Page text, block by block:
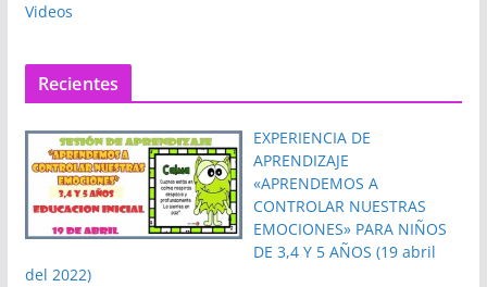
Videos
Recientes
EXPERIENCIA DE
APRENDIZAJE
«APRENDEMOS A
CONTROLAR NUESTRAS
EMOCIONES» PARA NIÑOS
DE 3,4 Y 5 AÑOS (19 abril
del 2022)